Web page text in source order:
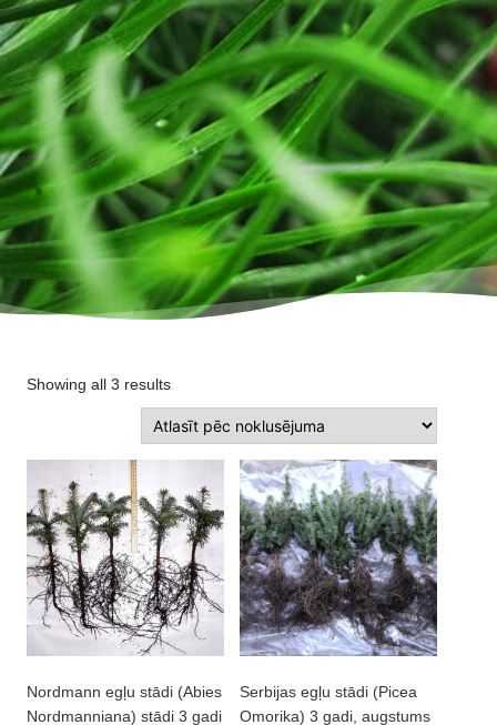
Showing all 3 results
Nordmann egļu stādi (Abies
Nordmanniana) stādi 3 gadi
Serbijas egļu stādi (Picea
Omorika) 3 gadi, augstums